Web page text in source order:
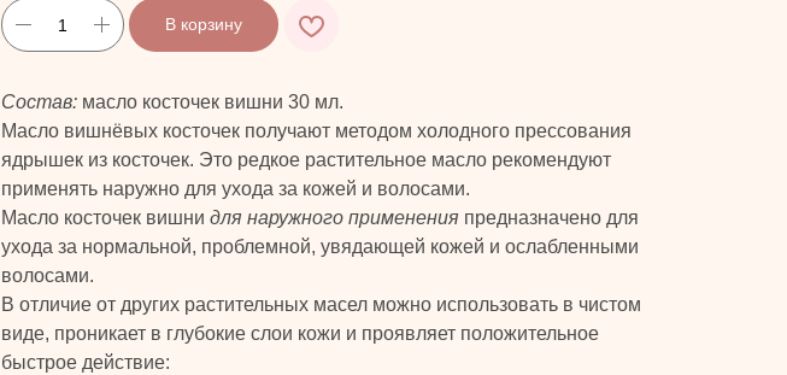
В корзину
Состав: масло косточек вишни 30 мл.
Масло вишнёвых косточек получают методом холодного прессования
ядрышек из косточек. Это редкое растительное масло рекомендуют
применять наружно для ухода за кожей и волосами.
Масло косточек вишни для наружного применения предназначено для
ухода за нормальной, проблемной, увядающей кожей и ослабленными
волосами.
В отличие от других растительных масел можно использовать в чистом
виде, проникает в глубокие слои кожи и проявляет положительное
быстрое действие: